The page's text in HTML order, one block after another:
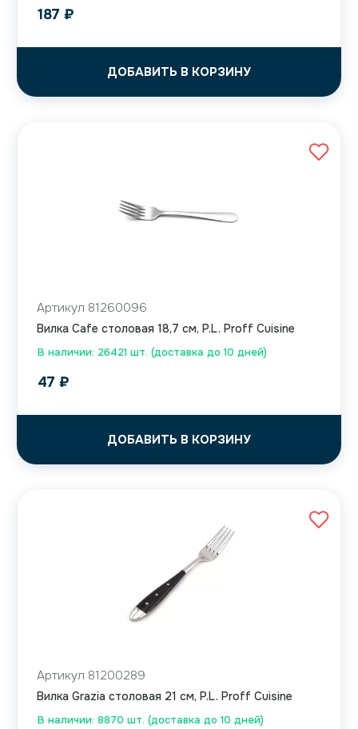
187 ₽
ДОБАВИТЬ В КОРЗИНУ
В наличии: 26421 шт. (доставка до 10 дней)
Артикул 81260096
Вилка Cafe столовая 18,7 см, P.L. Proff Cuisine
47 ₽
ДОБАВИТЬ В КОРЗИНУ
В наличии: 8870 шт. (доставка до 10 дней)
Артикул 81200289
Вилка Grazia столовая 21 см, P.L. Proff Cuisine